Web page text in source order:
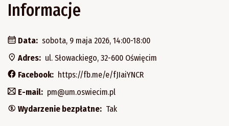
Informacje
Data: sobota, 9 maja 2026, 14:00-18:00
Adres: ul. Słowackiego, 32-600 Oświęcim
Facebook: https://fb.me/e/fJIaiYNCR
E-mail: pm@um.oswiecim.pl
Wydarzenie bezpłatne: Tak